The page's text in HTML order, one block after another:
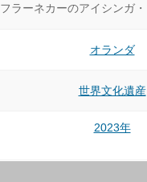
フラーネカーのアイシンガ
オランダ
世界文化遺産
2023年